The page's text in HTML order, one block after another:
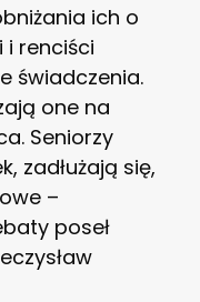
ich o
i renciści
świadczenia.
one na
Seniorzy
zadłużają się,
–
poseł